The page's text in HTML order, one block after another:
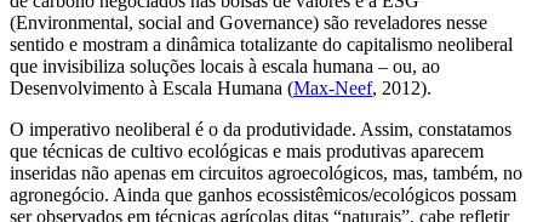
(Environmental, social and Governance) são reveladores nesse
sentido e mostram a dinâmica totalizante do capitalismo neoliberal
que invisibiliza soluções locais à escala humana – ou, ao
Desenvolvimento à Escala Humana (Max-Neef, 2012).
O imperativo neoliberal é o da produtividade. Assim, constatamos
que técnicas de cultivo ecológicas e mais produtivas aparecem
inseridas não apenas em circuitos agroecológicos, mas, também, no
agronegócio. Ainda que ganhos ecossistêmicos/ecológicos possam
ser observados em técnicas agrícolas ditas “naturais”, cabe refletir